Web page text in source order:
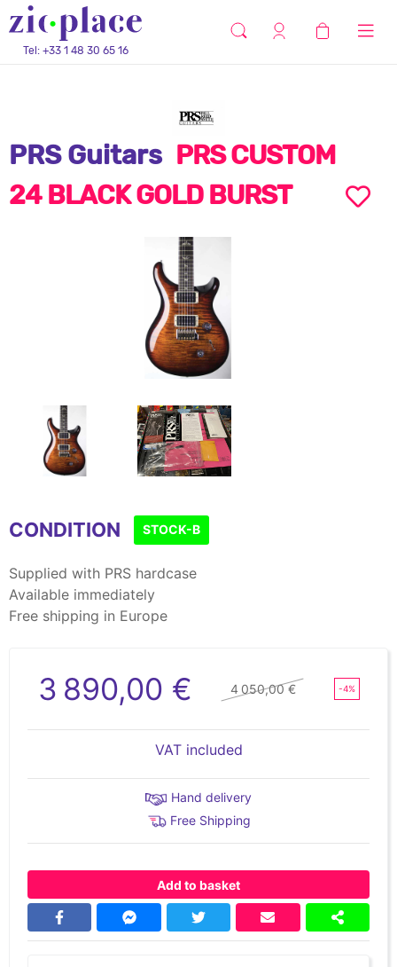
Tel: +33 1 48 30 65 16
PRS Guitars PRS CUSTOM
24 BLACK GOLD BURST
of
CONDITION STOCK-B
Supplied with PRS hardcase
Available immediately
Free shipping in Europe
3 890,00 € 4 050,00 € -4%
VAT included
Hand delivery
Free Shipping
Add to basket